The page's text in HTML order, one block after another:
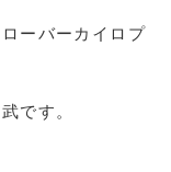
ーバーカイロプ
です。